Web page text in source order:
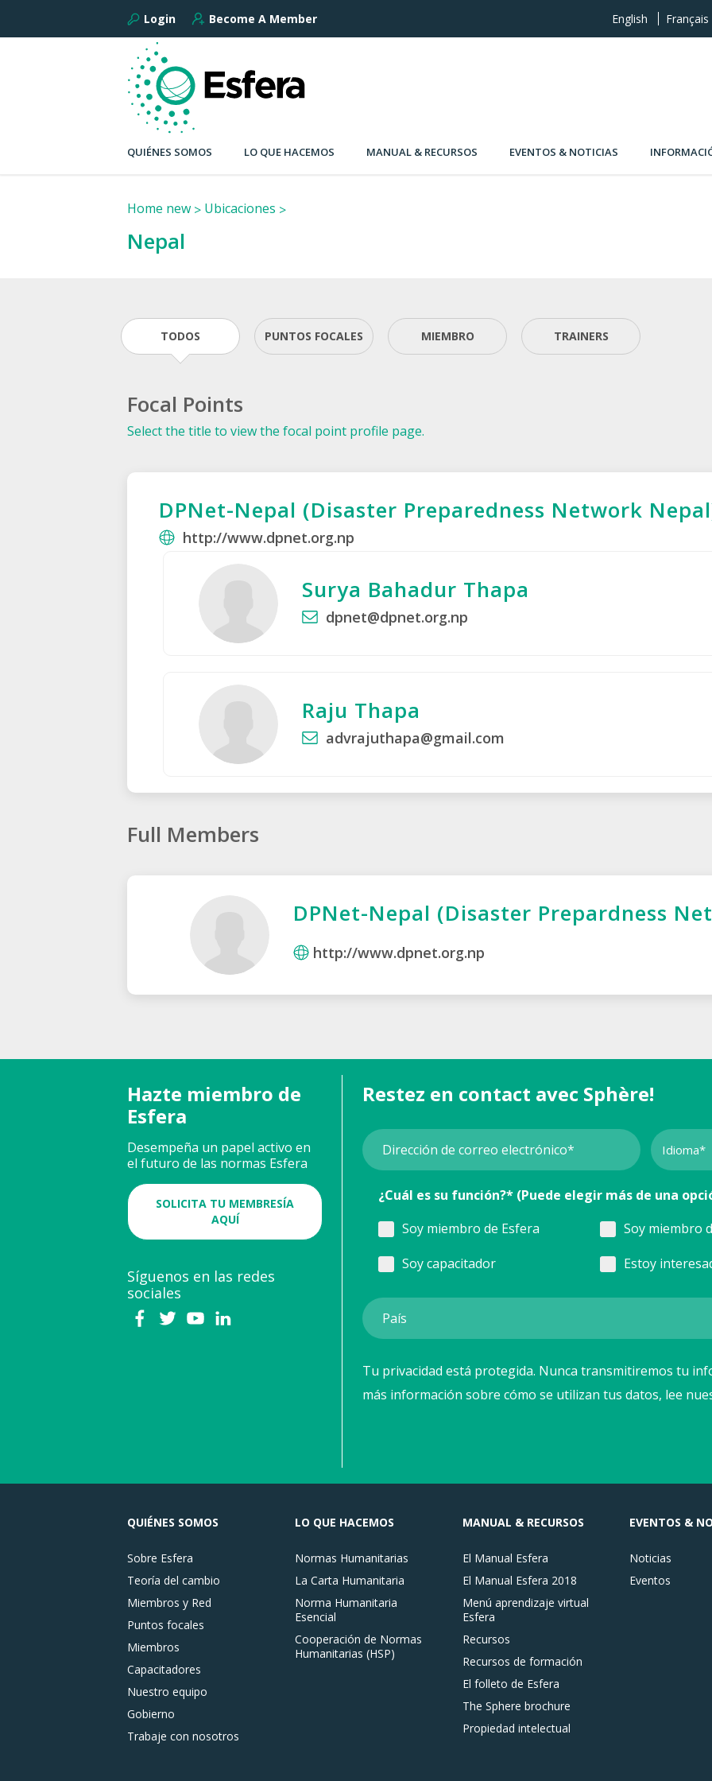
Login Become A Member English Français
QUIÉNES SOMOS LO QUE HACEMOS MANUAL & RECURSOS EVENTOS & NOTICIAS
Home new Ubicaciones
Nepal
TODOS PUNTOS FOCALES MIEMBRO TRAINERS
Focal Points
Select the title to view the focal point profile page.
DPNet-Nepal (Disaster Preparedness Network
http://www.dpnet.org.np
Surya Bahadur Thapa
dpnet@dpnet.org.np
Raju Thapa
advrajuthapa@gmail.com
Full Members
DPNet-Nepal (Disaster Prepardness
http://www.dpnet.org.np
Hazte miembro de
Esfera
Desempeña un papel activo en
el futuro de las normas Esfera
SOLICITA TU MEMBRESÍA
AQUÍ
Síguenos en las redes
sociales
Restez en contact avec Sphère!
¿Cuál es su función?* (Puede elegir más de una
Soy miembro de Esfera
Soy miembro
Soy capacitador
Estoy
Tu privacidad está protegida. Nunca transmitiremos tu
más información sobre cómo se utilizan tus datos, lee
QUIÉNES SOMOS
Sobre Esfera
Teoría del cambio
Miembros y Red
Puntos focales
Miembros
Capacitadores
Nuestro equipo
Gobierno
Trabaje con nosotros
LO QUE HACEMOS
Normas Humanitarias
La Carta Humanitaria
Norma Humanitaria
Esencial
Cooperación de Normas
Humanitarias (HSP)
MANUAL & RECURSOS
El Manual Esfera
El Manual Esfera 2018
Menú aprendizaje virtual
Esfera
Recursos
Recursos de formación
El folleto de Esfera
The Sphere brochure
Propiedad intelectual
EVENTOS &
Noticias
Eventos